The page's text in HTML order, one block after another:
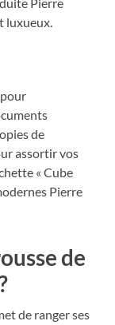
luxueux.
de
assortir vos
« Cube
Pierre
de
de ranger ses